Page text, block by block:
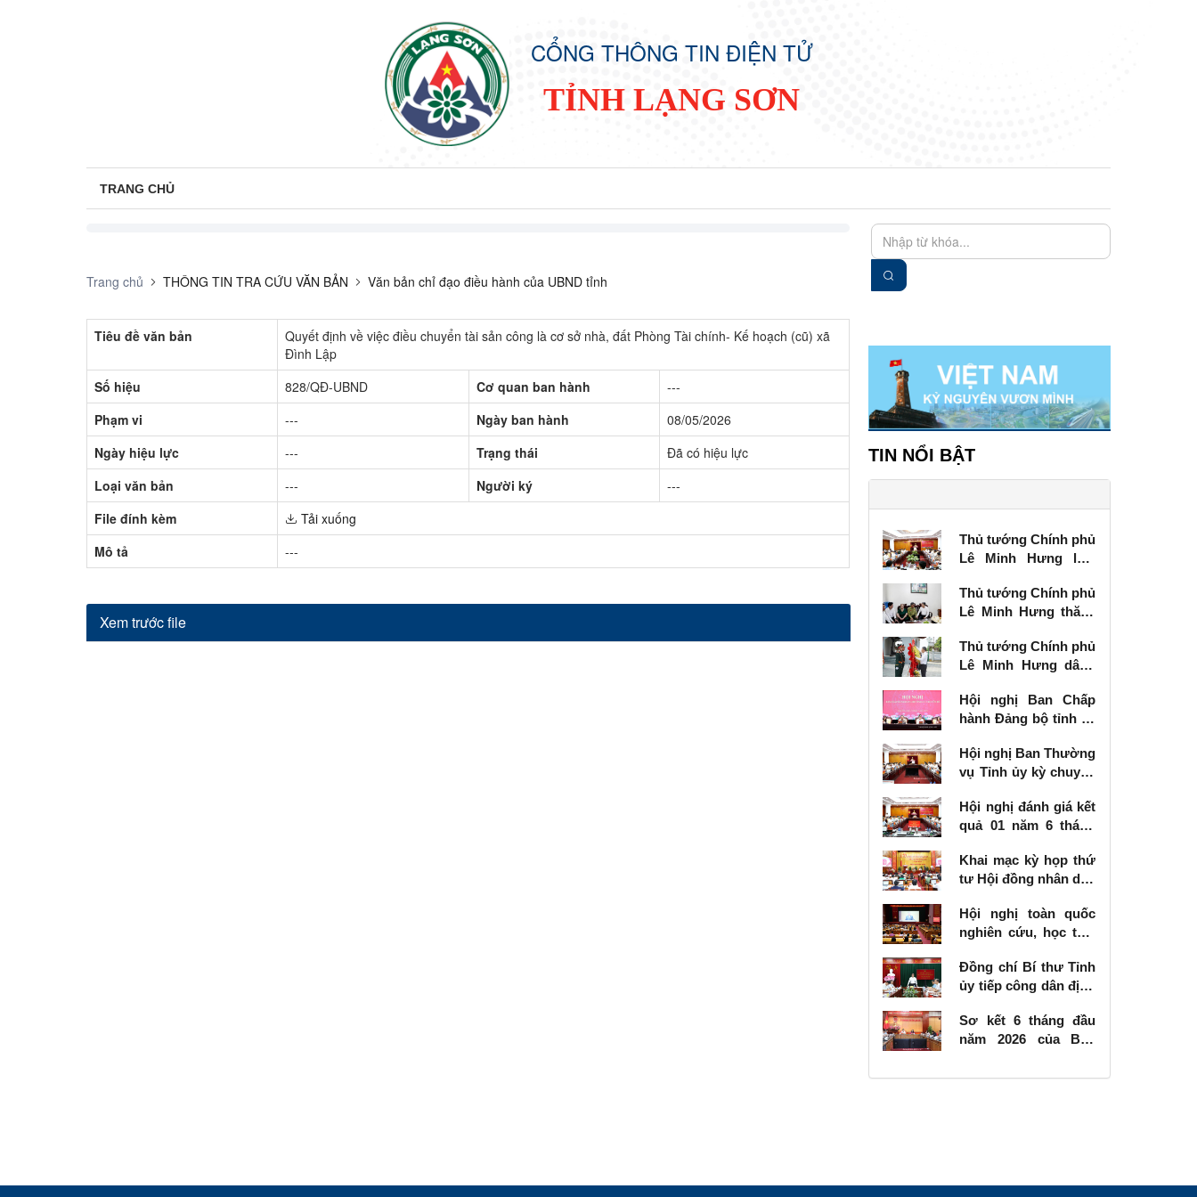
CỔNG THÔNG TIN ĐIỆN TỬ
TỈNH LẠNG SƠN
TRANG CHỦ
Trang chủ THÔNG TIN TRA CỨU VĂN BẢN Văn bản chỉ đạo điều hành của UBND tỉnh
Tiêu đề văn bản
Quyết định về việc điều chuyển tài sản công là cơ sở nhà, đất Phòng Tài chính- Kế hoạch (cũ) xã
Đình Lập
Số hiệu
828/QĐ-UBND Cơ quan ban hành
---
Phạm vi
--- Ngày ban hành
08/05/2026
Ngày hiệu lực
--- Trạng thái
Đã có hiệu lực
Loại văn bản
--- Người ký
---
File đính kèm
Tải xuống
Mô tả
---
Xem trước file
TIN NỔI BẬT
Thủ tướng Chính phủ
Lê Minh Hưng làm
vụ Tỉnh ủy Lạng Sơn
Thủ tướng Chính phủ
Lê Minh Hưng thăm,
binh tại Lạng Sơn
Thủ tướng Chính phủ
Lê Minh Hưng dâng
các Anh hùng liệt sĩ
tại Lạng Sơn
Hội nghị Ban Chấp
hành Đảng bộ tỉnh kỳ
Hội nghị Ban Thường
vụ Tỉnh ủy kỳ chuyên
Hội nghị đánh giá kết
quả 01 năm 6 tháng
số 57-NQ/TW
Khai mạc kỳ họp thứ
tư Hội đồng nhân dân
kỳ 2026 - 2031
Hội nghị toàn quốc
nghiên cứu, học tập,
khai thực hiện Nghị
quyết số 10-NQ/TW
phát triển kinh tế có
vốn đầu tư nước
Đồng chí Bí thư Tỉnh
ủy tiếp công dân định
Sơ kết 6 tháng đầu
năm 2026 của Ban
các công trình, dự án